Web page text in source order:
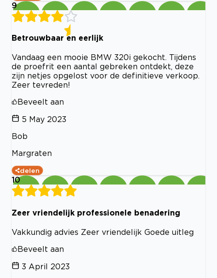
9
Betrouwbaar en eerlijk
Vandaag een mooie BMW 320i gekocht. Tijdens
de proefrit een aantal gebreken ontdekt, deze
zijn netjes opgelost voor de definitieve verkoop.
Zeer tevreden!
Beveelt aan
5 May 2023
Bob
Margraten
delen
10
Zeer vriendelijk professionele benadering
Vakkundig advies Zeer vriendelijk Goede uitleg
Beveelt aan
3 April 2023